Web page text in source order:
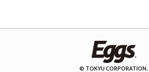
© TOKYU CORPORATION.